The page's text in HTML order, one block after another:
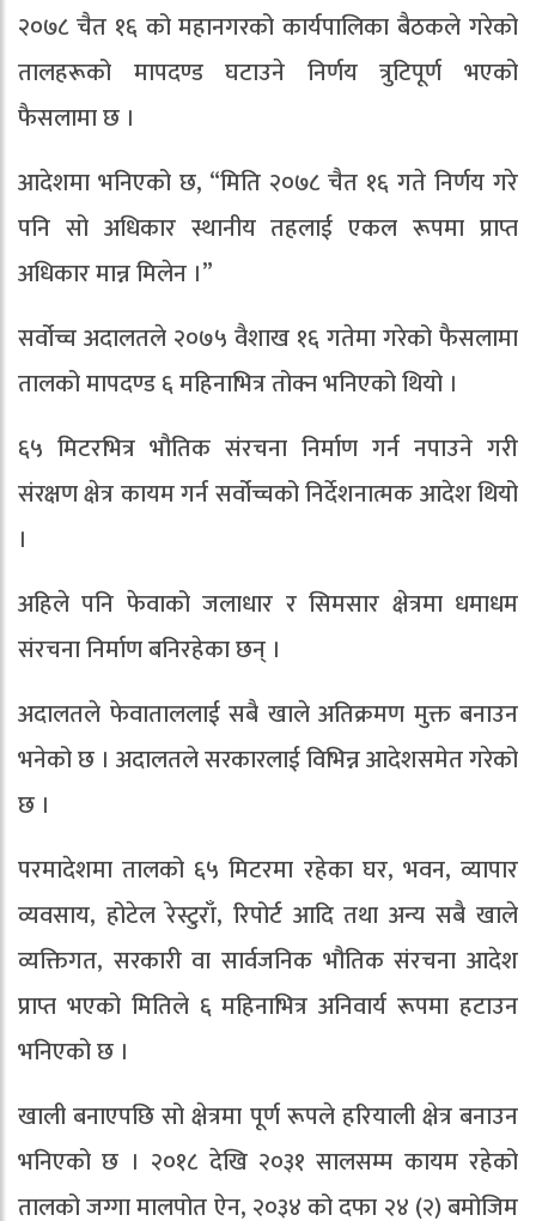
२०७८ चैत १६ को महानगरको कार्यपालिका बैठकले गरेको
तालहरूको मापदण्ड घटाउने निर्णय त्रुटिपूर्ण भएको
फैसलामा छ ।
आदेशमा भनिएको छ, “मिति २०७८ चैत १६ गते निर्णय गरे
पनि सो अधिकार स्थानीय तहलाई एकल रूपमा प्राप्त
अधिकार मान्न मिलेन ।”
सर्वोच्च अदालतले २०७५ वैशाख १६ गतेमा गरेको फैसलामा
तालको मापदण्ड ६ महिनाभित्र तोक्न भनिएको थियो ।
६५ मिटरभित्र भौतिक संरचना निर्माण गर्न नपाउने गरी
संरक्षण क्षेत्र कायम गर्न सर्वोच्चको निर्देशनात्मक आदेश थियो
।
अहिले पनि फेवाको जलाधार र सिमसार क्षेत्रमा धमाधम
संरचना निर्माण बनिरहेका छन् ।
अदालतले फेवाताललाई सबै खाले अतिक्रमण मुक्त बनाउन
भनेको छ । अदालतले सरकारलाई विभिन्न आदेशसमेत गरेको
छ ।
परमादेशमा तालको ६५ मिटरमा रहेका घर, भवन, व्यापार
व्यवसाय, होटेल रेस्टुराँ, रिपोर्ट आदि तथा अन्य सबै खाले
व्यक्तिगत, सरकारी वा सार्वजनिक भौतिक संरचना आदेश
प्राप्त भएको मितिले ६ महिनाभित्र अनिवार्य रूपमा हटाउन
भनिएको छ ।
खाली बनाएपछि सो क्षेत्रमा पूर्ण रूपले हरियाली क्षेत्र बनाउन
भनिएको छ । २०१८ देखि २०३१ सालसम्म कायम रहेको
तालको जग्गा मालपोत ऐन, २०३४ को दफा २४ (२) बमोजिम